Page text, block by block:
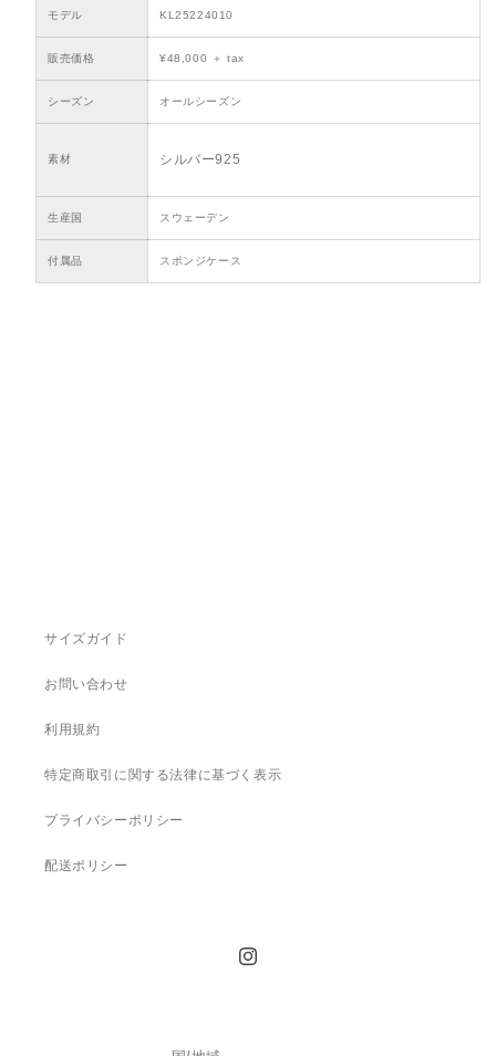
モデル KL25224010
販売価格 ¥48,000 ＋ tax
シーズン オールシーズン
素材 シルバー925
生産国 スウェーデン
付属品 スポンジケース
サイズガイド
お問い合わせ
利用規約
特定商取引に関する法律に基づく表示
プライバシーポリシー
配送ポリシー
Instagram